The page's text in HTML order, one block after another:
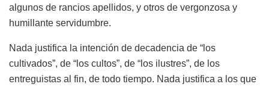
algunos de rancios apellidos, y otros de vergonzosa y
humillante servidumbre.
Nada justifica la intención de decadencia de “los
cultivados”, de “los cultos”, de “los ilustres”, de los
entreguistas al fin, de todo tiempo. Nada justifica a los que